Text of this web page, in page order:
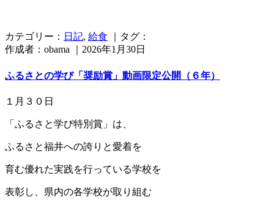
カテゴリー： 日記, 給食 ｜タグ：
作成者：obama ｜2026年1月30日
ふるさとの学び「奨励賞」動画限定公開（６年）
１月３０日
「ふるさと学び特別賞」は、
ふるさと福井への誇りと愛着を
育む優れた実践を行っている学校を
表彰し、県内の各学校が取り組む